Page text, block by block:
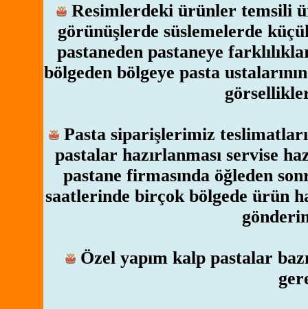
Resimlerdeki ürünler temsili
görünüşlerde süslemelerde
pastaneden pastaneye
bölgeden bölgeye pasta
Pasta siparişlerimiz
pastalar hazırlanması servise
pastane firmasında öğleden
saatlerinde birçok bölgede ürün
Özel yapım kalp pastalar